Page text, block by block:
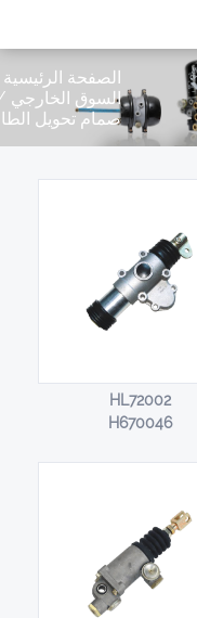
الصفحة الرئيسية
السوق الخارجي
صمام تحويل
HL72002
H670046